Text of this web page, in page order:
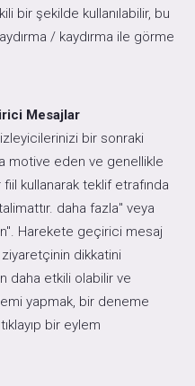
bir şekilde kullanılabilir, bu
/ kaydırma ile görme
Mesajlar
bir sonraki
motive eden ve genellikle
kullanarak teklif etrafında
daha fazla" veya
Harekete geçirici mesaj
dikkatini
daha etkili olabilir ve
yapmak, bir deneme
bir eylem